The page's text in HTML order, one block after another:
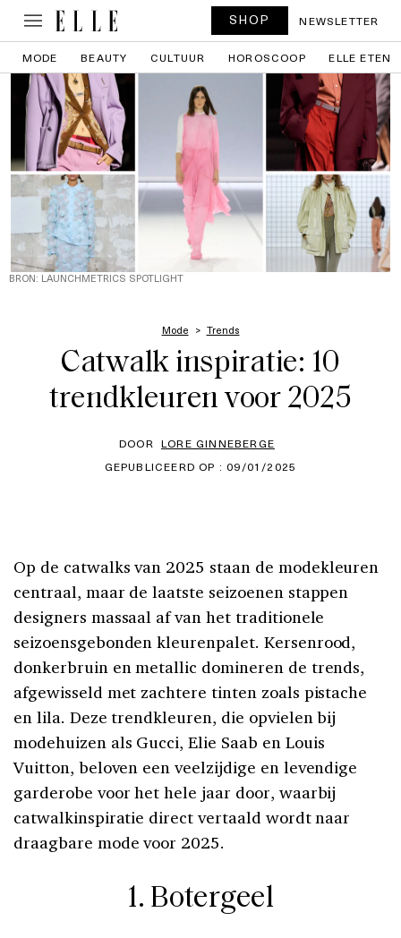
SHOP NEWSLETTER
MODE BEAUTY CULTUUR HOROSCOOP ELLE ETEN
BRON: LAUNCHMETRICS SPOTLIGHT
Mode Trends
Catwalk inspiratie: 10
trendkleuren voor 2025
DOOR LORE GINNEBERGE
GEPUBLICEERD OP : 09/01/2025
Op de catwalks van 2025 staan de modekleuren
centraal, maar de laatste seizoenen stappen
designers massaal af van het traditionele
seizoensgebonden kleurenpalet. Kersenrood,
donkerbruin en metallic domineren de trends,
afgewisseld met zachtere tinten zoals pistache
en lila. Deze trendkleuren, die opvielen bij
modehuizen als Gucci, Elie Saab en Louis
Vuitton, beloven een veelzijdige en levendige
garderobe voor het hele jaar door, waarbij
catwalkinspiratie direct vertaald wordt naar
draagbare mode voor 2025.
1. Botergeel